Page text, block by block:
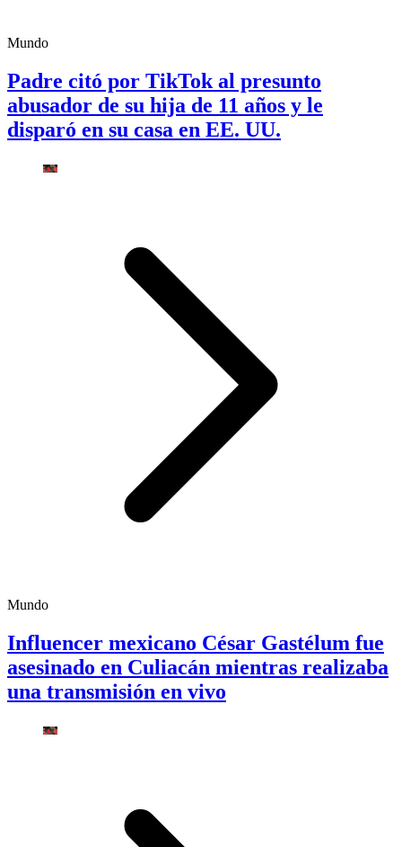
Mundo
Padre citó por TikTok al presunto
abusador de su hija de 11 años y le
disparó en su casa en EE. UU.
Mundo
Influencer mexicano César Gastélum fue
asesinado en Culiacán mientras realizaba
una transmisión en vivo